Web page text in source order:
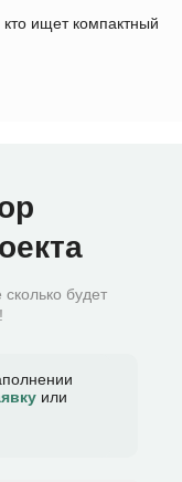
ищет компактный
будет
или